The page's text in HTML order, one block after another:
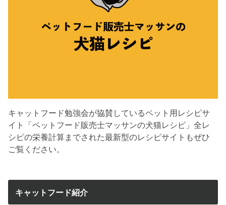
キャットフード勉強会が協賛しているペット用レシピサ
イト「ペットフード販売士マッサンの犬猫レシピ」全レ
シピの栄養計算までされた最新型のレシピサイトもぜひ
ご覧ください。
キャットフード紹介